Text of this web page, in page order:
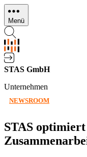
Direkt
zum
Inhalt
Menü
STAS GmbH
Unternehmen
NEWSROOM
STAS